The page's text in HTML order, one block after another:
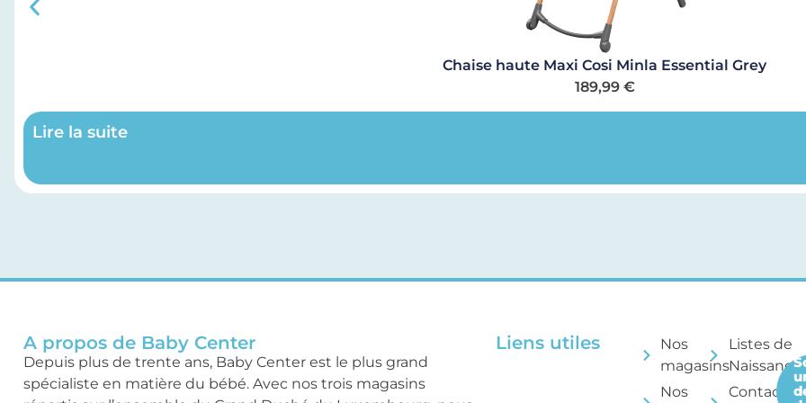
Chaise haute Maxi Cosi Minla Essential Grey
189,99 €
Lire la suite
A propos de Baby Center
Depuis plus de trente ans, Baby Center est le plus grand
spécialiste en matière du bébé. Avec nos trois magasins
Liens utiles
Nos
magasins
Nos
Listes de
Naissance